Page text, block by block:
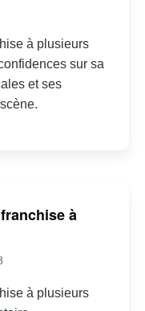
à plusieurs
sur sa
et ses
à
à plusieurs